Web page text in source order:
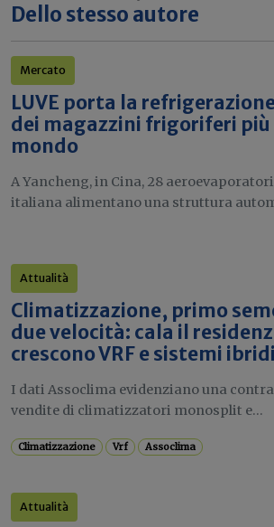
Dello stesso autore
Mercato
LUVE porta la refrigerazione
dei magazzini frigoriferi
mondo
A Yancheng, in Cina, 28
italiana alimentano una struttura
Attualità
Climatizzazione, primo
due velocità: cala il
crescono VRF e sistemi ibridi
I dati Assoclima evidenziano una
vendite di climatizzatori monosplit e...
Climatizzazione Vrf Assoclima
Attualità